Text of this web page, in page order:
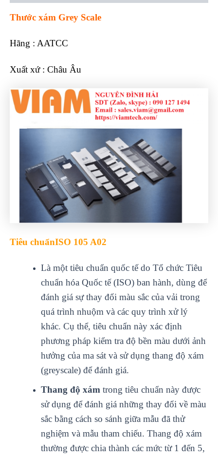
Thước xám Grey Scale
Hãng : AATCC
Xuất xứ : Châu Âu
Tiêu chuẩnISO 105 A02
Là một tiêu chuẩn quốc tế do Tổ chức Tiêu
chuẩn hóa Quốc tế (ISO) ban hành, dùng để
đánh giá sự thay đổi màu sắc của vải trong
quá trình nhuộm và các quy trình xử lý
khác. Cụ thể, tiêu chuẩn này xác định
phương pháp kiểm tra độ bền màu dưới ảnh
hưởng của ma sát và sử dụng thang độ xám
(greyscale) để đánh giá.
Thang độ xám trong tiêu chuẩn này được
sử dụng để đánh giá những thay đổi về màu
sắc bằng cách so sánh giữa mẫu đã thử
nghiệm và mẫu tham chiếu. Thang độ xám
thường được chia thành các mức từ 1 đến 5,